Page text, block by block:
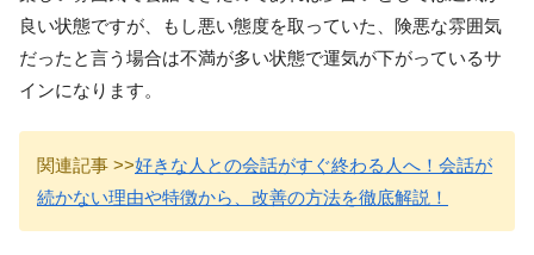
良い状態ですが、もし悪い態度を取っていた、険悪な雰囲気
だったと言う場合は不満が多い状態で運気が下がっているサ
インになります。
関連記事 >>好きな人との会話がすぐ終わる人へ！会話が
続かない理由や特徴から、改善の方法を徹底解説！